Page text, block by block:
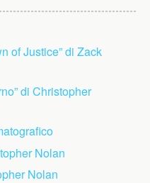
of Justice” di Zack
di Christopher
Nolan
Nolan